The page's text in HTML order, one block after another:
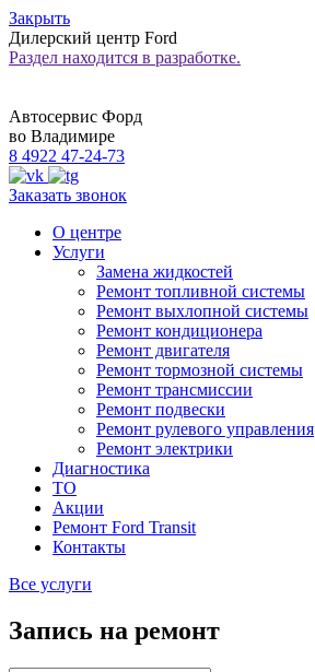
Закрыть
Дилерский центр Ford
Раздел находится в разработке.
Автосервис Форд
во Владимире
8 4922 47-24-73
Заказать звонок
О центре
Услуги
Замена жидкостей
Ремонт топливной системы
Ремонт выхлопной системы
Ремонт кондиционера
Ремонт двигателя
Ремонт тормозной системы
Ремонт трансмиссии
Ремонт подвески
Ремонт рулевого управления
Ремонт электрики
Диагностика
ТО
Акции
Ремонт Ford Transit
Контакты
Все услуги
Запись на ремонт